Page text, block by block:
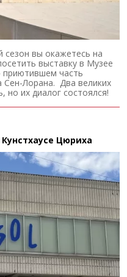
сезон вы окажетесь на
выставку в Музее
часть
Сен-Лорана. Два великих
но их диалог состоялся!
Цюриха